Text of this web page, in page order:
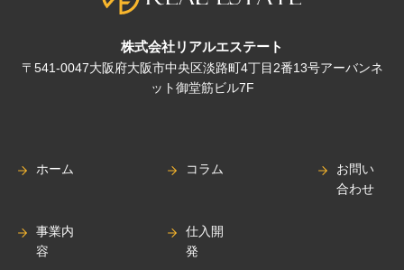
株式会社リアルエステート
〒541-0047大阪府大阪市中央区淡路町4丁目2番13号アーバンネ
ット御堂筋ビル7F
ホーム
事業内
容
コラム
仕入開
発
お問い
合わせ